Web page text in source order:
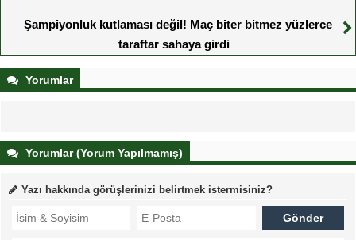
Şampiyonluk kutlaması değil! Maç biter bitmez yüzlerce
taraftar sahaya girdi
Yorumlar
Yorumlar (Yorum Yapılmamış)
Yazı hakkında görüşlerinizi belirtmek istermisiniz?